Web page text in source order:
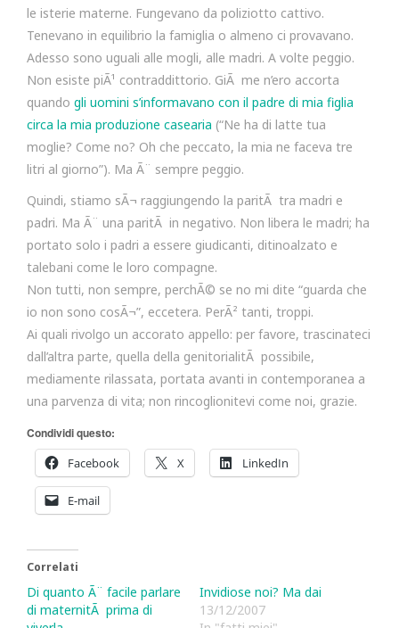
le isterie materne. Fungevano da poliziotto cattivo.
Tenevano in equilibrio la famiglia o almeno ci provavano.
Adesso sono uguali alle mogli, alle madri. A volte peggio.
Non esiste piÃ¹ contraddittorio. GiÃ me n’ero accorta
quando gli uomini s’informavano con il padre di mia figlia
circa la mia produzione casearia (“Ne ha di latte tua
moglie? Come no? Oh che peccato, la mia ne faceva tre
litri al giorno”). Ma Ã¨ sempre peggio.
Quindi, stiamo sÃ¬ raggiungendo la paritÃ tra madri e
padri. Ma Ã¨ una paritÃ in negativo. Non libera le madri; ha
portato solo i padri a essere giudicanti, ditinoalzato e
talebani come le loro compagne.
Non tutti, non sempre, perchÃ© se no mi dite “guarda che
io non sono cosÃ¬”, eccetera. PerÃ² tanti, troppi.
Ai quali rivolgo un accorato appello: per favore, trascinateci
dall’altra parte, quella della genitorialitÃ possibile,
mediamente rilassata, portata avanti in contemporanea a
una parvenza di vita; non rincoglionitevi come noi, grazie.
Condividi questo:
Facebook
X LinkedIn
E-mail
Correlati
Di quanto Ã¨ facile parlare
di maternitÃ prima di
Invidiose noi? Ma dai
13/12/2007